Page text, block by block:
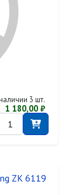
3 шт.
1 180,00 ₽
ZK 6119